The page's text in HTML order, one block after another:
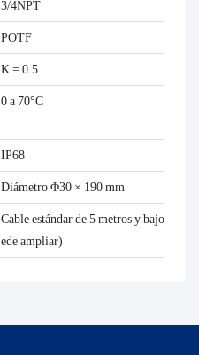
3/4NPT
POTF
K = 0.5
0 a 70°C
IP68
Diámetro Φ30 × 190 mm
Cable estándar de 5 metros y bajo nivel
ede ampliar)